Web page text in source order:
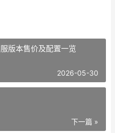
版本售价及配置一览
2026-05-30
下一篇 »